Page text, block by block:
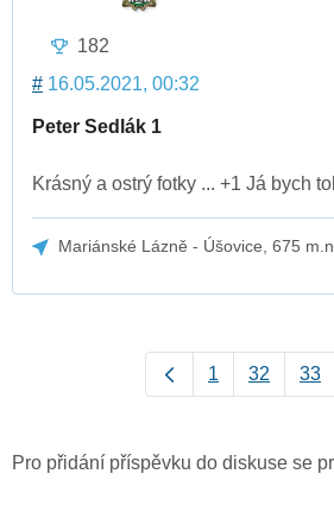
182
# 16.05.2021, 00:32
Peter Sedlák 1
Krásný a ostrý fotky ... +1 Já bych
Mariánské Lázně - Úšovice, 675
1 32 33
Pro přidání příspěvku do diskuse se